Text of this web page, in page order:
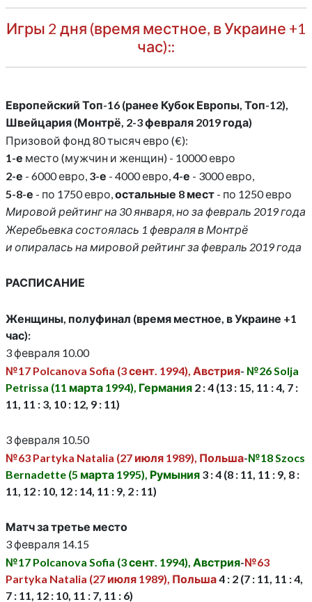
Игры 2 дня (время местное, в Украине +1
час)::
Европейский Топ-16 (ранее Кубок Европы, Топ-12),
Швейцария (Монтрё, 2-3 февраля 2019 года)
Призовой фонд 80 тысяч евро (€):
1-е место (мужчин и женщин) - 10000 евро
2-е - 6000 евро, 3-е - 4000 евро,4-е - 3000 евро,
5-8-е - по 1750 евро, остальные 8 мест - по 1250 евро
Мировой рейтинг на 30 января, но за февраль 2019 года
Жеребьевка состоялась 1 февраля в Монтрё
и опиралась на мировой рейтинг за февраль 2019 года
РАСПИСАНИЕ
Женщины, полуфинал (время местное, в Украине +1
час):
3 февраля 10.00
№17 Polcanova Sofia (3 сент. 1994), Австрия- №26 Solja
Petrissa (11 марта 1994), Германия 2 : 4 (13 : 15, 11 : 4, 7 :
11, 11 : 3, 10 : 12, 9 : 11)
3 февраля 10.50
№63 Partyka Natalia (27 июля 1989), Польша-№18 Szocs
Bernadette (5 марта 1995), Румыния 3 : 4 (8 : 11, 11 : 9, 8 :
11, 12 : 10, 12 : 14, 11 : 9, 2 : 11)
Матч за третье место
3 февраля 14.15
№17 Polcanova Sofia (3 сент. 1994), Австрия-№63
Partyka Natalia (27 июля 1989), Польша4 : 2 (7 : 11, 11 : 4,
7 : 11, 12 : 10, 11 : 7, 11 : 6)